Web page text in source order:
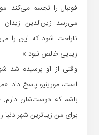
فوتبال را تجسم می‌کند.
می‌رسد زین‌الدین زیدان
ناراحت شود که این را
زیبایی خالص نبود.»
وقتی از او پرسیده شد
است، مورینیو پاسخ داد:
باشم که دوست‌شان دارم.
برای من زیباترین شهر